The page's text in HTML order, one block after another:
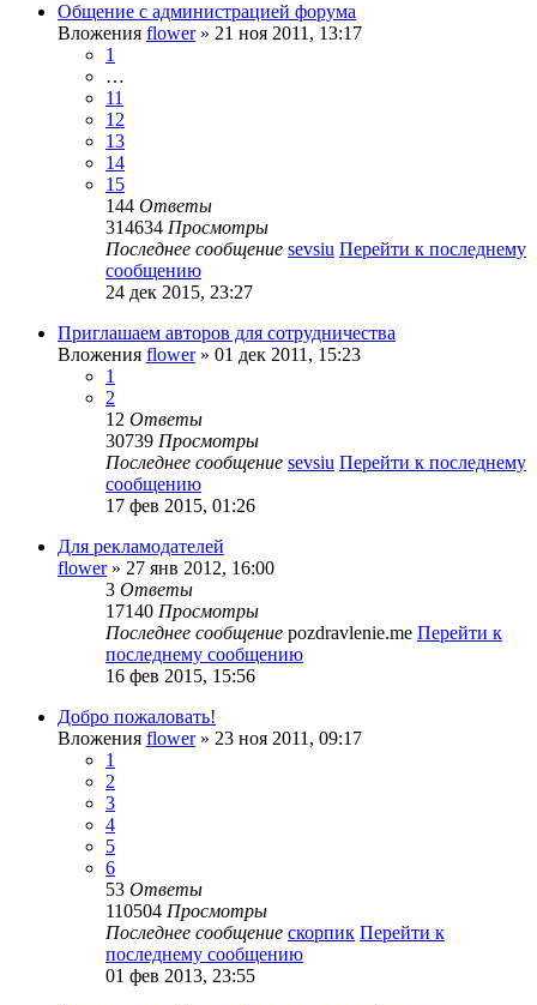
Общение с администрацией форума
Вложения flower» 21 ноя 2011, 13:17
1
…
11
12
13
14
15
144 Ответы
314634 Просмотры
Последнее сообщение sevsiu Перейти к последнему
сообщению
24 дек 2015, 23:27
Приглашаем авторов для сотрудничества
Вложения flower» 01 дек 2011, 15:23
1
2
12 Ответы
30739 Просмотры
Последнее сообщение sevsiu Перейти к последнему
сообщению
17 фев 2015, 01:26
Для рекламодателей
flower» 27 янв 2012, 16:00
3 Ответы
17140 Просмотры
Последнее сообщение pozdravlenie.me Перейти к
последнему сообщению
16 фев 2015, 15:56
Добро пожаловать!
Вложения flower» 23 ноя 2011, 09:17
1
2
3
4
5
6
53 Ответы
110504 Просмотры
Последнее сообщение скорпик Перейти к
последнему сообщению
01 фев 2013, 23:55